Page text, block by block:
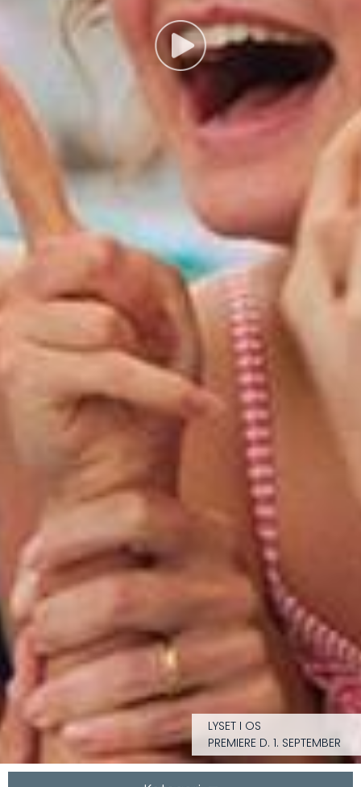
LYSET I OS
PREMIERE D. 1. SEPTEMBER